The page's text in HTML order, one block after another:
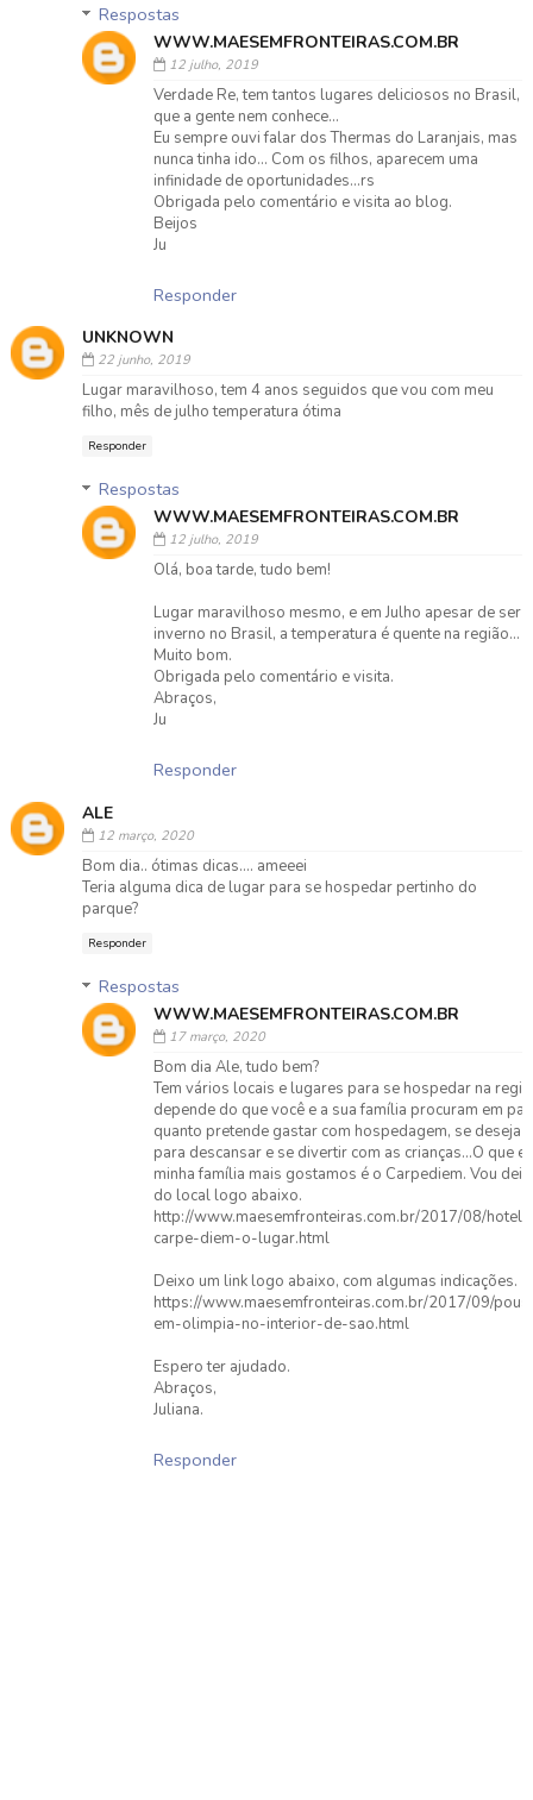
Respostas
WWW.MAESEMFRONTEIRAS.COM.BR
12 julho, 2019
Verdade Re, tem tantos lugares deliciosos no Brasil,
que a gente nem conhece...
Eu sempre ouvi falar dos Thermas do Laranjais, mas
nunca tinha ido... Com os filhos, aparecem uma
infinidade de oportunidades...rs
Obrigada pelo comentário e visita ao blog.
Beijos
Ju
Responder
UNKNOWN
22 junho, 2019
Lugar maravilhoso, tem 4 anos seguidos que vou com meu
filho, mês de julho temperatura ótima
Responder
Respostas
WWW.MAESEMFRONTEIRAS.COM.BR
12 julho, 2019
Olá, boa tarde, tudo bem!
Lugar maravilhoso mesmo, e em Julho apesar de ser
inverno no Brasil, a temperatura é quente na região...
Muito bom.
Obrigada pelo comentário e visita.
Abraços,
Ju
Responder
ALE
12 março, 2020
Bom dia.. ótimas dicas.... ameeei
Teria alguma dica de lugar para se hospedar pertinho do
parque?
Responder
Respostas
WWW.MAESEMFRONTEIRAS.COM.BR
17 março, 2020
Bom dia Ale, tudo bem?
Tem vários locais e lugares para se hospedar na
depende do que você e a sua família procuram em
quanto pretende gastar com hospedagem, se deseja
para descansar e se divertir com as crianças...O que
minha família mais gostamos é o Carpediem. Vou
do local logo abaixo.
http://www.maesemfronteiras.com.br/2017/08/
carpe-diem-o-lugar.html
Deixo um link logo abaixo, com algumas indicações.
https://www.maesemfronteiras.com.br/2017/09/
em-olimpia-no-interior-de-sao.html
Espero ter ajudado.
Abraços,
Juliana.
Responder